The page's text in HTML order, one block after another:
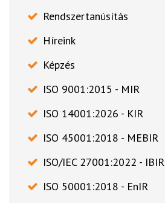
Rendszertanúsítás
Híreink
Képzés
ISO 9001:2015 - MIR
ISO 14001:2026 - KIR
ISO 45001:2018 - MEBIR
ISO/IEC 27001:2022 - IBIR
ISO 50001:2018 - EnIR